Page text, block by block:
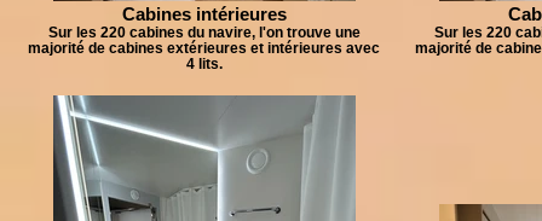
Cabines intérieures
Sur les 220 cabines du navire, l'on trouve une
majorité de cabines extérieures et intérieures avec
4 lits.
Sur les 220
majorité de